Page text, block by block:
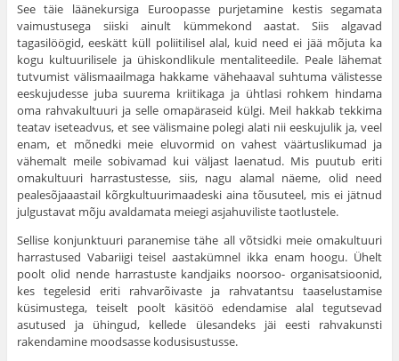
See täie läänekursiga Euroopasse purjetamine kestis segamata
vaimustusega siiski ainult kümmekond aastat. Siis algavad
tagasilöögid, eeskätt küll poliitilisel alal, kuid need ei jää mõ­juta ka
kogu kultuurilisele ja ühiskondlikule mentaliteedile. Peale lähemat
tutvumist välismaailmaga hakkame vähehaaval suhtuma välistesse
eeskujudesse juba suurema kriitikaga ja üht­lasi rohkem hindama
oma rahvakultuuri ja selle omapäraseid külgi. Meil hakkab tekkima
teatav iseteadvus, et see välismaine polegi alati nii eeskujulik ja, veel
enam, et mõnedki meie elu­vormid on vahest väärtuslikumad ja
vähemalt meile sobivamad kui väljast laenatud. Mis puutub eriti
omakultuuri harrastus­tesse, siis, nagu alamal näeme, olid need
pealesõjaaastail kõrgkultuurimaadeski aina tõusuteel, mis ei jätnud
julgustavat mõju avaldamata meiegi asjahuviliste taotlustele.
Sellise konjunktuuri paranemise tähe all võtsidki meie omakultuuri
harrastused Vabariigi teisel aastakümnel ikka enam hoogu. Ühelt
poolt olid nende harrastuste kandjaiks noorsoo- organisatsioonid,
kes tegelesid eriti rahvarõivaste ja rahvatantsu taaselustamise
küsimustega, teiselt poolt käsitöö edendamise alal tegutsevad
asutused ja ühingud, kellede ülesandeks jäi eesti rahva­kunsti
rakendamine moodsasse kodusisustusse.